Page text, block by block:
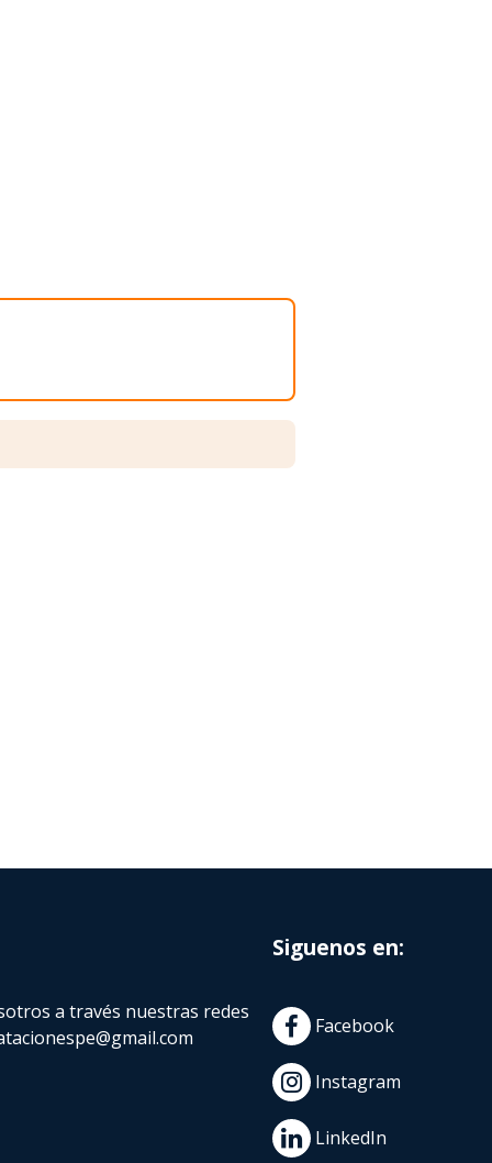
a través nuestras redes
Siguenos en:
Facebook
Instagram
LinkedIn